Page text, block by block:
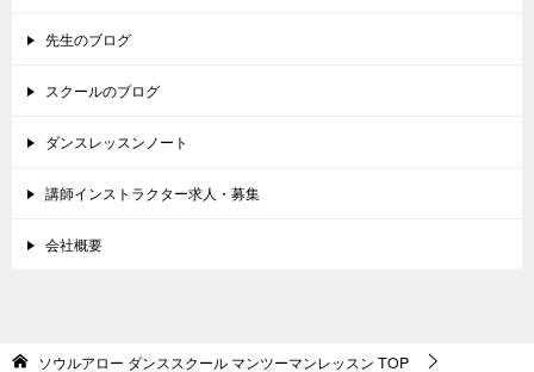
先生のブログ
スクールのブログ
ダンスレッスンノート
講師インストラクター求人・募集
会社概要
ソウルアロー ダンススクール マンツーマンレッスン TOP